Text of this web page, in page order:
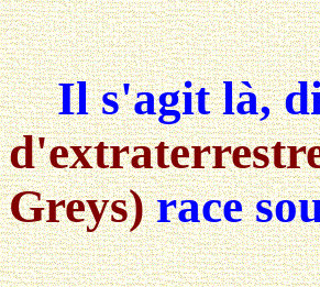
Il s'agit là,
Greys)race